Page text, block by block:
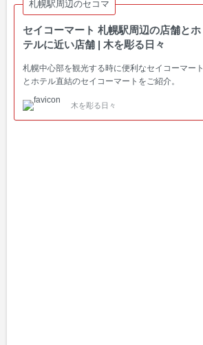
札幌駅周辺のセコマ
セイコーマート 札幌駅周辺の店舗とホ
テルに近い店舗 | 木を彫る日々
札幌中心部を観光する時に便利なセイコーマート
とホテル直結のセイコーマートをご紹介。
木を彫る日々